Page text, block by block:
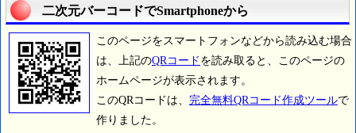
二次元バーコードでSmartphoneから
このページをスマートフォンなどから読み込む場合
は、上記のQRコード を読み取ると、このページの
ホームページが表示されます。
このQRコードは、 完全無料QRコード作成ツールで
作りました。